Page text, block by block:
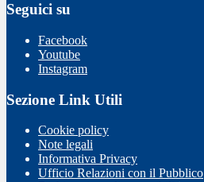
Seguici su
Facebook
Youtube
Instagram
Sezione Link Utili
Cookie policy
Note legali
Informativa Privacy
Ufficio Relazioni con il Pubblico